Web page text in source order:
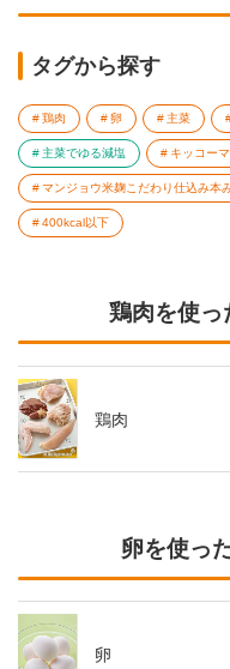
タグから探す
鶏肉 卵 主菜
主菜でゆる減塩 キッコー
マンジョウ米麹こだわり仕込み本
400kcal以下
鶏肉を使っ
鶏肉
卵を使っ
卵